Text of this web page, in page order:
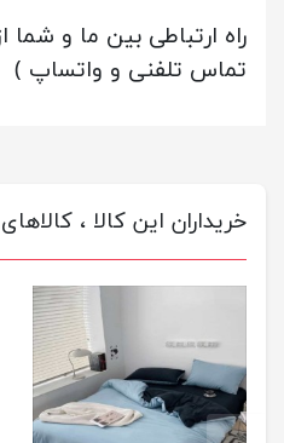
راه ارتباطی بین ما و شما
تماس تلفنی و واتساپ )
خریداران این کالا ،